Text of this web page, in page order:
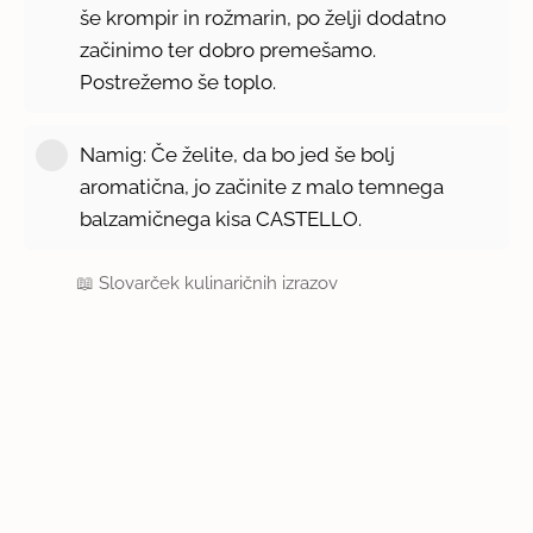
še krompir in rožmarin, po želji dodatno
začinimo ter dobro premešamo.
Postrežemo še toplo.
Namig: Če želite, da bo jed še bolj
aromatična, jo začinite z malo temnega
balzamičnega kisa CASTELLO.
📖Slovarček kulinaričnih izrazov